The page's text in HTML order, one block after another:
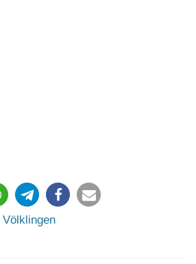
113
Völklingen